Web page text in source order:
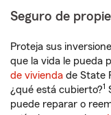
Seguro de
Proteja sus
que la vida le pueda
de vivienda de State
¿qué está cubierto?1
puede reparar o